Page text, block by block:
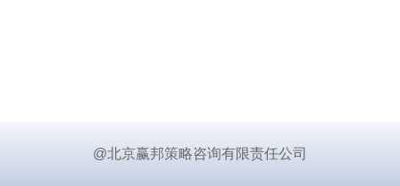
@北京赢邦策略咨询有限责任公司